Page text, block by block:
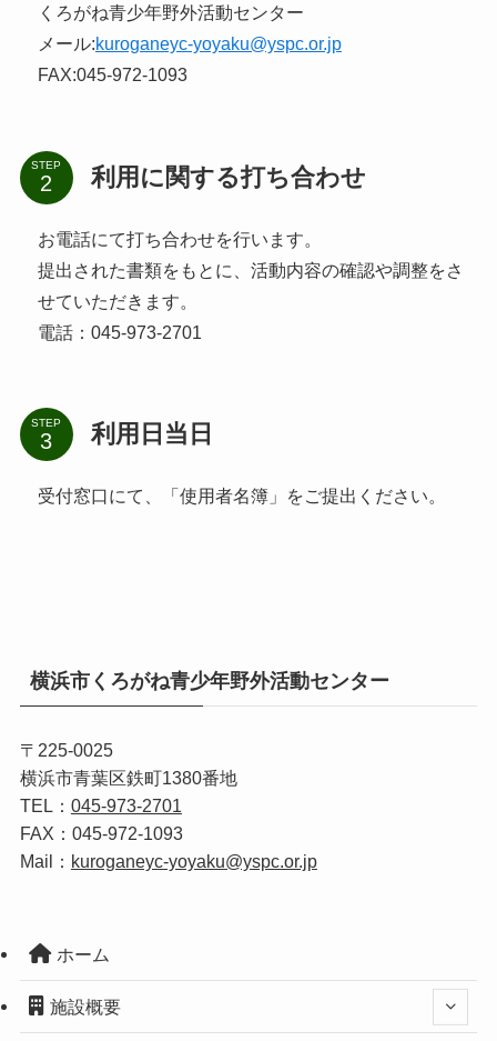
くろがね青少年野外活動センター
メール:kuroganeyc-yoyaku@yspc.or.jp
FAX:045-972-1093
STEP 利用に関する打ち合わせ
お電話にて打ち合わせを行います。
提出された書類をもとに、活動内容の確認や調整をさ
せていただきます。
電話：045-973-2701
STEP 利用日当日
受付窓口にて、「使用者名簿」をご提出ください。
横浜市くろがね青少年野外活動センター
〒225-0025
横浜市青葉区鉄町1380番地
TEL： 045-973-2701
FAX：045‐972‐1093
Mail： kuroganeyc-yoyaku@yspc.or.jp
ホーム
施設概要